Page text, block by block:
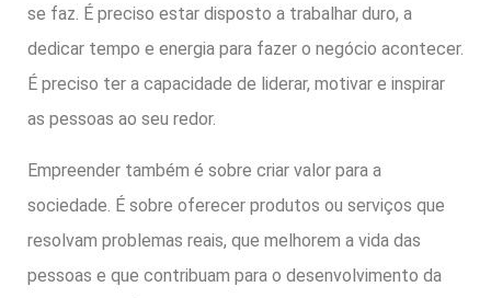
se faz. É preciso estar disposto a trabalhar duro, a
dedicar tempo e energia para fazer o negócio acontecer.
É preciso ter a capacidade de liderar, motivar e inspirar
as pessoas ao seu redor.
Empreender também é sobre criar valor para a
sociedade. É sobre oferecer produtos ou serviços que
resolvam problemas reais, que melhorem a vida das
pessoas e que contribuam para o desenvolvimento da